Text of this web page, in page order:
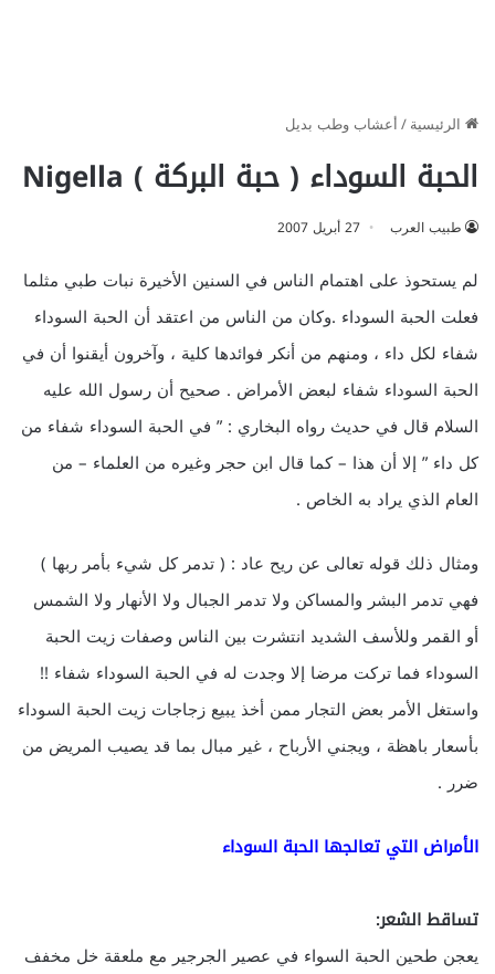
الرئيسية/أعشاب وطب بديل
الحبة السوداء ( حبة البركة ) Nigella
طبيب العرب 27 أبريل 2007
لم يستحوذ على اهتمام الناس في السنين الأخيرة نبات طبي مثلما
فعلت الحبة السوداء .وكان من الناس من اعتقد أن الحبة السوداء
شفاء لكل داء ، ومنهم من أنكر فوائدها كلية ، وآخرون أيقنوا أن في
الحبة السوداء شفاء لبعض الأمراض . صحيح أن رسول الله عليه
السلام قال في حديث رواه البخاري : ” في الحبة السوداء شفاء من
كل داء ” إلا أن هذا – كما قال ابن حجر وغيره من العلماء – من
العام الذي يراد به الخاص .
ومثال ذلك قوله تعالى عن ريح عاد : ( تدمر كل شيء بأمر ربها )
فهي تدمر البشر والمساكن ولا تدمر الجبال ولا الأنهار ولا الشمس
أو القمر وللأسف الشديد انتشرت بين الناس وصفات زيت الحبة
السوداء فما تركت مرضا إلا وجدت له في الحبة السوداء شفاء !!
واستغل الأمر بعض التجار ممن أخذ يبيع زجاجات زيت الحبة السوداء
بأسعار باهظة ، ويجني الأرباح ، غير مبال بما قد يصيب المريض من
ضرر .
الأمراض التي تعالجها الحبة السوداء
تساقط الشعر:
يعجن طحين الحبة السواء في عصير الجرجير مع ملعقة خل مخفف